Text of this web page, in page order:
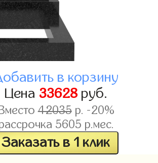
в корзину
Цена 33628 руб.
42035р. -20%
5605 р.мес.
Заказать в 1 клик